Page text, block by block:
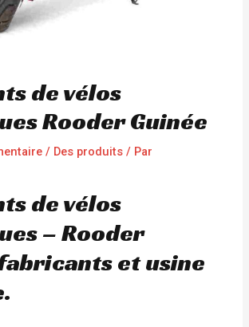
de vélos
Rooder Guinée
/ Des produits / Par
de vélos
– Rooder
et usine